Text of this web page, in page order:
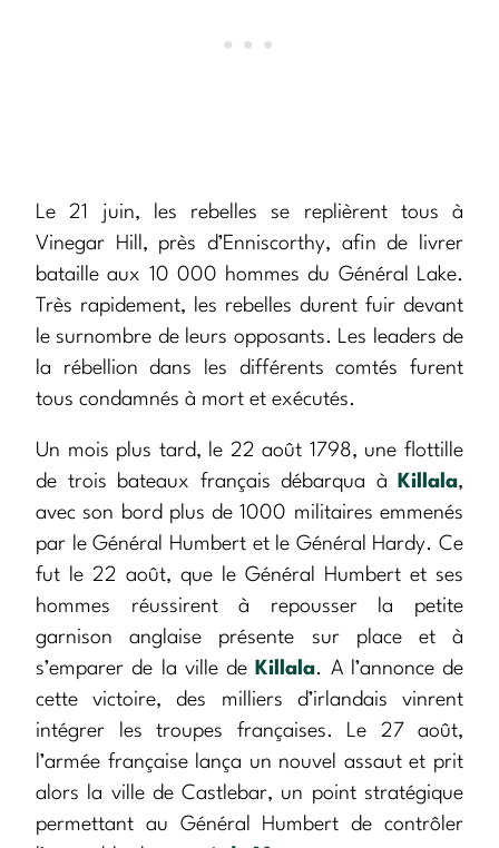
Le 21 juin, les rebelles se replièrent tous à
Vinegar Hill, près d’Enniscorthy, afin de livrer
bataille aux 10 000 hommes du Général Lake.
Très rapidement, les rebelles durent fuir devant
le surnombre de leurs opposants. Les leaders de
la rébellion dans les différents comtés furent
tous condamnés à mort et exécutés.
Un mois plus tard, le 22 août 1798, une flottille
de trois bateaux français débarqua à
Killala,
avec son bord plus de 1000 militaires emmenés
par le Général Humbert et le Général Hardy. Ce
fut le 22 août, que le Général Humbert et ses
hommes réussirent à repousser la petite
garnison anglaise présente sur place et à
s’emparer de la ville de Killala. A l’annonce de
cette victoire, des milliers d’irlandais vinrent
intégrer les troupes françaises. Le 27 août,
l’armée française lança un nouvel assaut et prit
alors la ville de Castlebar, un point stratégique
permettant au Général Humbert de contrôler